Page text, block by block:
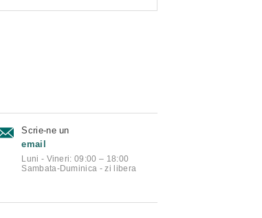
Scrie-ne un
email
Luni - Vineri: 09:00 – 18:00
Sambata-Duminica - zi libera